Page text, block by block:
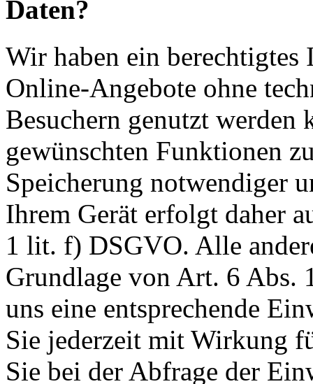
Daten?
Wir haben ein berechtigtes
Online-Angebote ohne
Besuchern genutzt werden
gewünschten Funktionen
Speicherung notwendiger
Ihrem Gerät erfolgt daher
1 lit. f) DSGVO. Alle
Grundlage von Art. 6 Abs.
uns eine entsprechende
Sie jederzeit mit Wirkung
Sie bei der Abfrage der